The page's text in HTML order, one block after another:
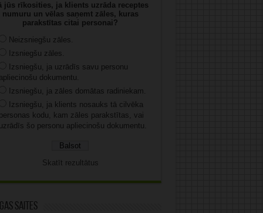
jūs rīkosities, ja klients uzrāda receptes
numuru un vēlas saņemt zāles, kuras
parakstītas citai personai?
Neizsniegšu zāles.
Izsniegšu zāles.
Izsniegšu, ja uzrādīs savu personu
dokumentu.
Izsniegšu, ja zāles domātas radiniekam.
Izsniegšu, ja klients nosauks tā cilvēka
kodu, kam zāles parakstītas, vai
šo personu apliecinošu dokumentu.
Skatīt rezultātus
saites